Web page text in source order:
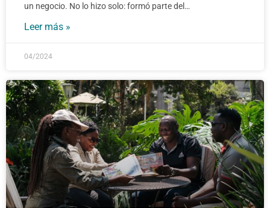
un negocio. No lo hizo solo: formó parte del…
Leer más »
04/2024